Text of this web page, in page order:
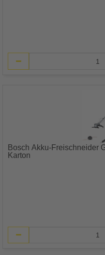
Bosch Akku-Freischneider
Karton